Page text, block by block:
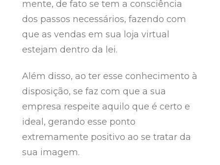
mente, de fato se tem a consciência
dos passos necessários, fazendo com
que as vendas em sua loja virtual
estejam dentro da lei.
Além disso, ao ter esse conhecimento à
disposição, se faz com que a sua
empresa respeite aquilo que é certo e
ideal, gerando esse ponto
extremamente positivo ao se tratar da
sua imagem.